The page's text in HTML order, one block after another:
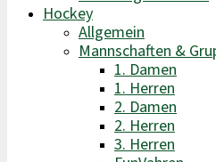
Hockey
Allgemein
Mannschaften &
1. Damen
1. Herren
2. Damen
2. Herren
3. Herren